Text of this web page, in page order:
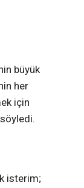
büyük
her
için
isterim;